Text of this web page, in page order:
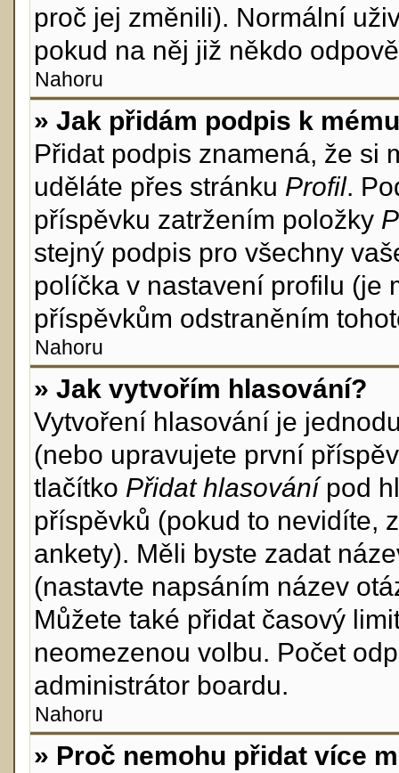
proč jej změnili). Normální
pokud na něj již někdo
Nahoru
» Jak přidám podpis k
Přidat podpis znamená, že si
uděláte přes stránku Profil.
příspěvku zatržením položky
stejný podpis pro všechny
políčka v nastavení profilu (je
příspěvkům odstraněním
Nahoru
» Jak vytvořím hlasování?
Vytvoření hlasování je
(nebo upravujete první
tlačítko Přidat hlasovánípod
příspěvků (pokud to nevidíte,
ankety). Měli byste zadat
(nastavte napsáním název
Můžete také přidat časový
neomezenou volbu. Počet
administrátor boardu.
Nahoru
» Proč nemohu přidat více